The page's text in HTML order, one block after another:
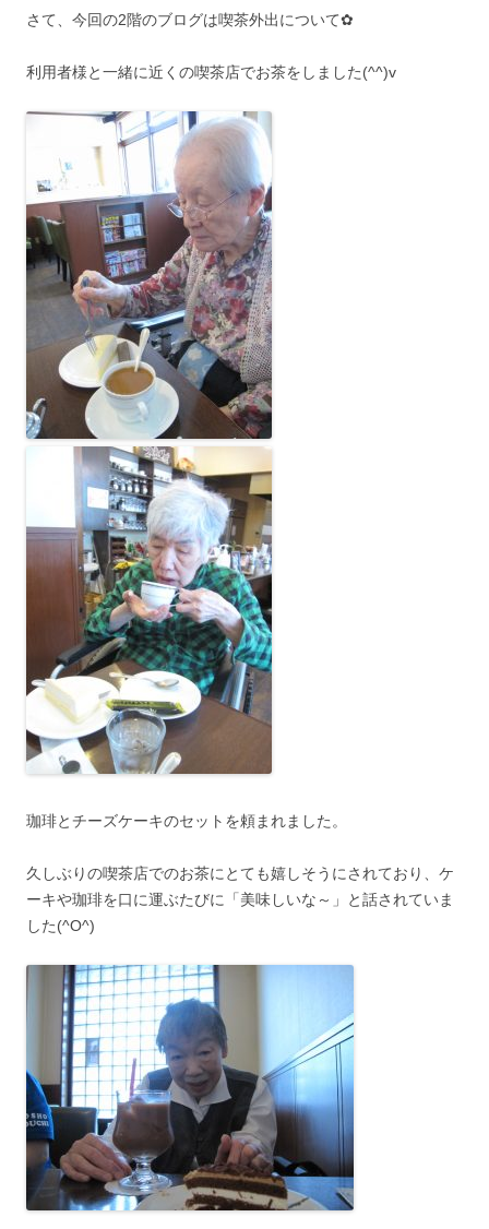
さて、今回の2階のブログは喫茶外出について✿
利用者様と一緒に近くの喫茶店でお茶をしました(^^)v
珈琲とチーズケーキのセットを頼まれました。
久しぶりの喫茶店でのお茶にとても嬉しそうにされており、ケ
ーキや珈琲を口に運ぶたびに「美味しいな～」と話されていま
した(^O^)